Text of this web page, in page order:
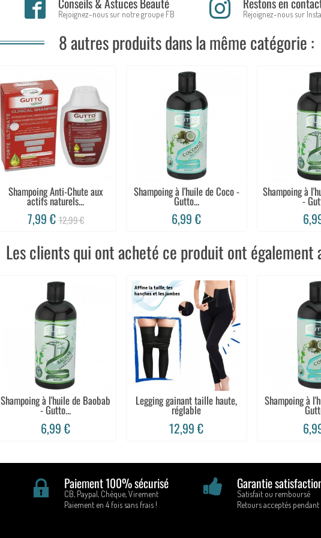
Rejoignez-nous sur notre groupe FB Rejoignez-nous sur
8 autres produits dans la même catégorie :
Shampoing Anti-Chute aux
actifs naturels...
7,99 €12,99 €
Shampoing à l'huile de Coco -
Gutto...
6,99 €
Shampoing à
-
Les clients qui ont acheté ce produit ont également
Shampoing à l'huile de Baobab
- Gutto...
6,99 €
Legging gainant taille haute,
réglable
12,99 €
Shampoing à
Paiement 100% sécurisé
CB, Paypal, Chèque, Virement
Paiement en 4 fois sans frais !
Garantie
Satisfait ou remboursé
Retours acceptés pendant